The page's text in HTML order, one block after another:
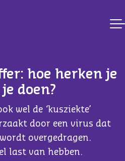
hoe herken je
doen?
wel de ‘kusziekte’
door een virus dat
overgedragen.
last van hebben.